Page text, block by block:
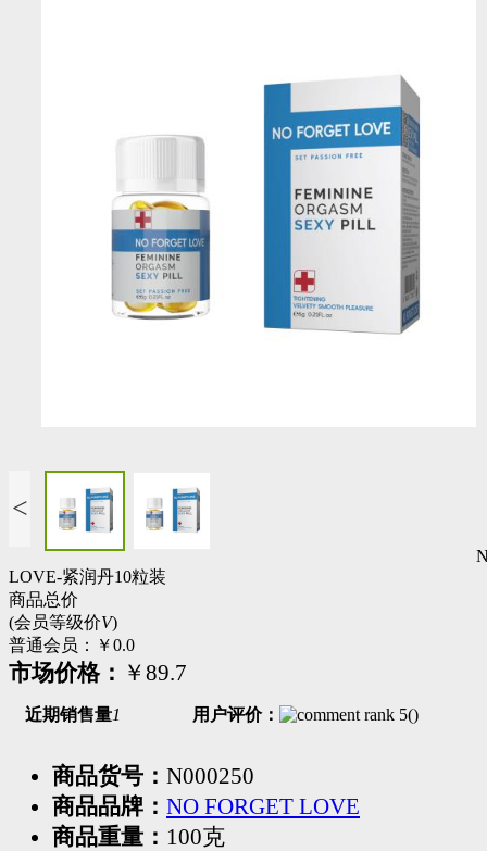
<
LOVE-紧润丹10粒装
商品总价
(会员等级价V)
普通会员：
￥0.0
市场价格： ￥89.7
近期销售量1 用户评价： ()
商品货号： N000250
商品品牌： NO FORGET LOVE
商品重量： 100克